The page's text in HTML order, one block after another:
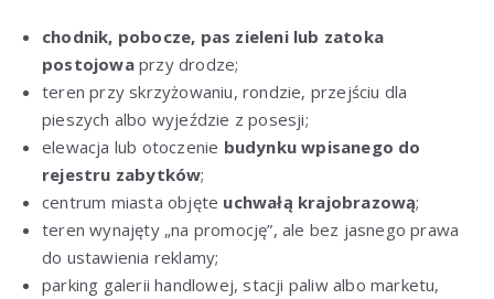
chodnik, pobocze, pas zieleni lub zatoka
postojowaprzy drodze;
teren przy skrzyżowaniu, rondzie, przejściu dla
pieszych albo wyjeździe z posesji;
elewacja lub otoczenie budynku wpisanego do
rejestru zabytków;
centrum miasta objęte uchwałą krajobrazową;
teren wynajęty „na promocję”, ale bez jasnego prawa
do ustawienia reklamy;
parking galerii handlowej, stacji paliw albo marketu,